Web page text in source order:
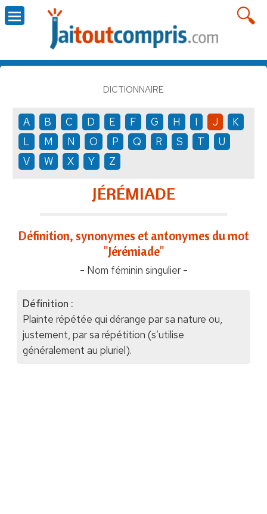
DICTIONNAIRE
A B C D E F G H I J
K
L
M N O P Q R S T
U
V
W X Y Z
JÉRÉMIADE
Définition, synonymes et antonymes du mot
"Jérémiade"
- Nom féminin singulier -
Définition :
Plainte répétée qui dérange par sa nature ou,
justement, par sa répétition (s’utilise
généralement au pluriel).